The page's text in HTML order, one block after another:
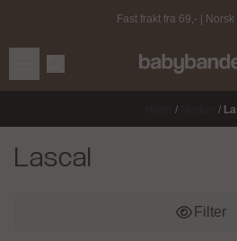
Fast frakt fra 69,- |
/ /
Lascal
Filter